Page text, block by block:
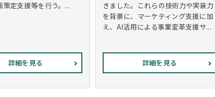
策定支援等を行う。...
詳細を見る
きました。これらの技術力や実装力
を背景に、マーケティング支援に加
え、AI活用による事業変革支援サ...
詳細を見る